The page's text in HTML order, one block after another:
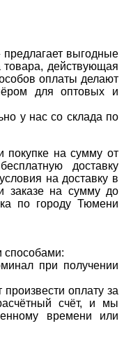
выгодные
товара, действующая
оплаты делают
для оптовых и
у нас со склада по
на сумму от
доставку
на доставку в
заказе на сумму до
по городу Тюмени
способами:
при получении
оплату за
счёт, и мы
времени или